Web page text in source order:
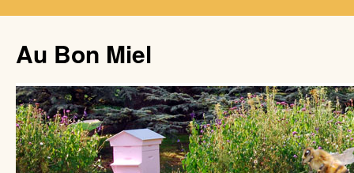
Au Bon Miel